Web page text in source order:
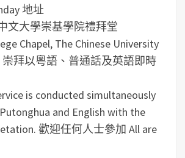
地址
文大學崇基學院禮拜堂
Chapel, The Chinese University
崇拜以粵語、普通話及英語即時
is conducted simultaneously
and English with the
歡迎任何人士參加 All are